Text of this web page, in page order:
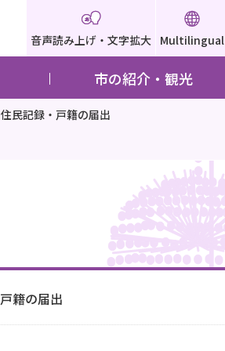
音声読み上げ・文字拡大 Multilingual
市の紹介・観光
住民記録・戸籍の届出
戸籍の届出